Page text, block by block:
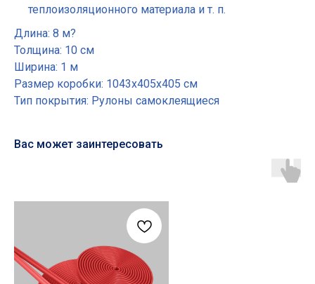
теплоизоляционного материала и т. п.
Длина: 8 м?
Толщина: 10 см
Ширина: 1 м
Размер коробки: 1043х405х405 см
Тип покрытия: Рулоны самоклеящиеся
Вас может заинтересовать
Основные разделы